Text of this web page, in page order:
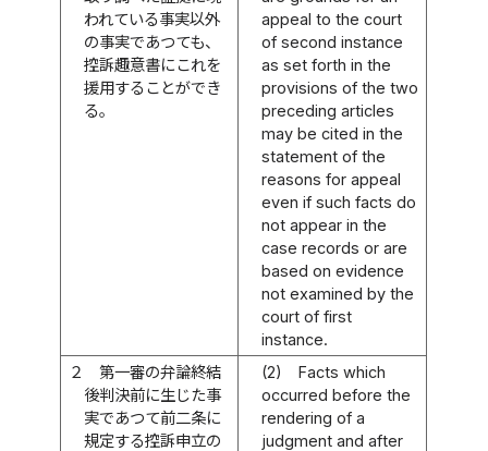
われている事実以外
の事実であつても、
控訴趣意書にこれを
援用することができ
る。
appeal to the court
of second instance
as set forth in the
provisions of the two
preceding articles
may be cited in the
statement of the
reasons for appeal
even if such facts do
not appear in the
case records or are
based on evidence
not examined by the
court of first
instance.
２
第一審の弁論終結
後判決前に生じた事
実であつて前二条に
規定する控訴申立の
(2)
Facts which
occurred before the
rendering of a
judgment and after